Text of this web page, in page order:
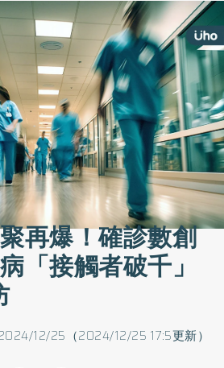
再爆！確診數創
「接觸者破千」
12/25（2024/12/25 17:5更新）